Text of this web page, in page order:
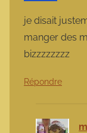
je disait
manger des
bizzzzzzzz
Répondre